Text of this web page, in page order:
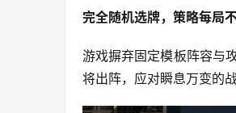
完全随机选牌，策略每局
游戏摒弃固定模板阵容与
将出阵，应对瞬息万变的